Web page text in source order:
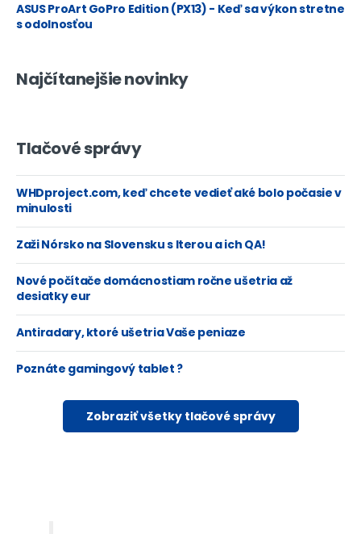
ASUS ProArt GoPro Edition (PX13) - Keď sa výkon stretne
s odolnosťou
Najčítanejšie novinky
Tlačové správy
WHDproject.com, keď chcete vedieť aké bolo počasie v
minulosti
Zaži Nórsko na Slovensku s Iterou a ich QA!
Nové počítače domácnostiam ročne ušetria až
desiatky eur
Antiradary, ktoré ušetria Vaše peniaze
Poznáte gamingový tablet ?
Zobraziť všetky tlačové správy